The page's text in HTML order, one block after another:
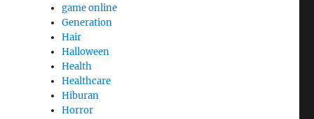
game online
Generation
Hair
Halloween
Health
Healthcare
Hiburan
Horror